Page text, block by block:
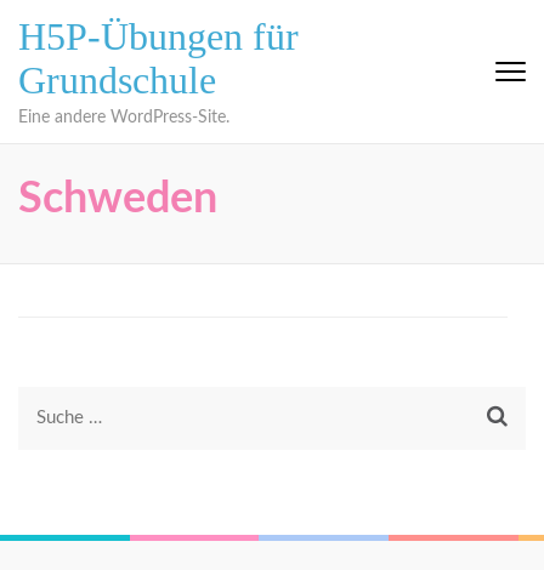
Inhalt
springen
(Eingabetaste
drücken)
H5P-Übungen für
Grundschule
Eine andere WordPress-Site.
Schweden
Suche